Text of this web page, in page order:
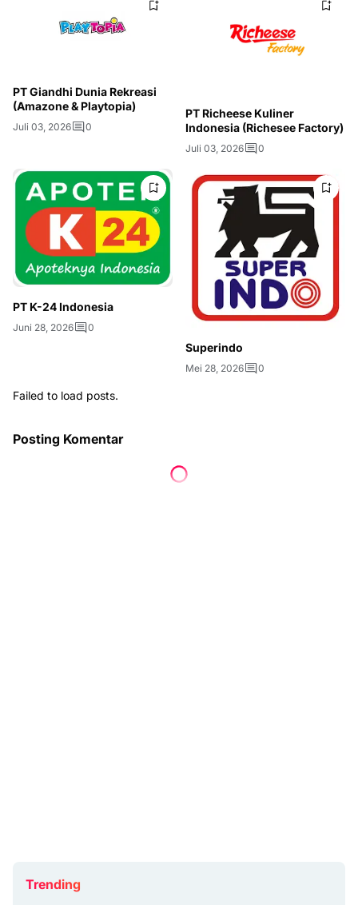
PT Giandhi Dunia Rekreasi
(Amazone & Playtopia)
Juli 03, 2026 0
PT Richeese Kuliner
Indonesia (Richesee Factory)
Juli 03, 2026 0
PT K-24 Indonesia
Juni 28, 2026 0
Superindo
Mei 28, 2026 0
Failed to load posts.
Posting Komentar
Trending